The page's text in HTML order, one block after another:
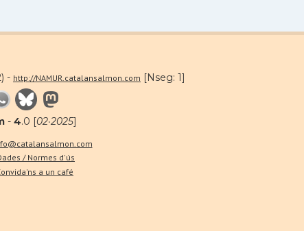
- http://NAMUR.catalansalmon.com [Nseg: 1]
- 4.0 [02·2025]
/ Normes d'ús
a un café